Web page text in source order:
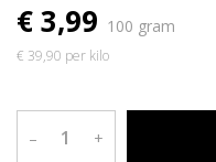
€ 3,99 100 gram
€ 39,90 per kilo
– +